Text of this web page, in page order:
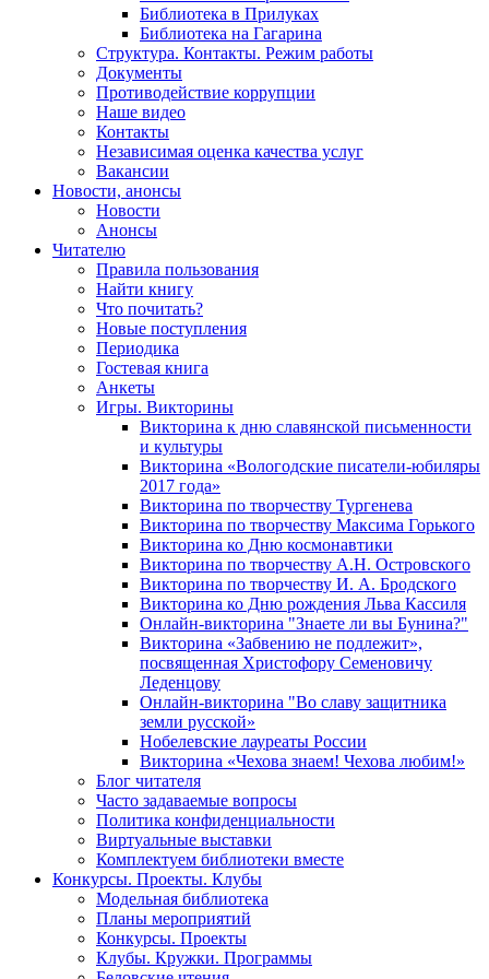
Библиотека в Прилуках
Библиотека на Гагарина
Структура. Контакты. Режим работы
Документы
Противодействие коррупции
Наше видео
Контакты
Независимая оценка качества услуг
Вакансии
Новости, анонсы
Новости
Анонсы
Читателю
Правила пользования
Найти книгу
Что почитать?
Новые поступления
Периодика
Гостевая книга
Анкеты
Игры. Викторины
Викторина к дню славянской письменности
и культуры
Викторина «Вологодские писатели-юбиляры
2017 года»
Викторина по творчеству Тургенева
Викторина по творчеству Максима Горького
Викторина ко Дню космонавтики
Викторина по творчеству А.Н. Островского
Викторина по творчеству И. А. Бродского
Викторина ко Дню рождения Льва Кассиля
Онлайн-викторина "Знаете ли вы Бунина?"
Викторина «Забвению не подлежит»,
посвященная Христофору Семеновичу
Леденцову
Онлайн-викторина "Во славу защитника
земли русской»
Нобелевские лауреаты России
Викторина «Чехова знаем! Чехова любим!»
Блог читателя
Часто задаваемые вопросы
Политика конфиденциальности
Виртуальные выставки
Комплектуем библиотеки вместе
Конкурсы. Проекты. Клубы
Модельная библиотека
Планы мероприятий
Конкурсы. Проекты
Клубы. Кружки. Программы